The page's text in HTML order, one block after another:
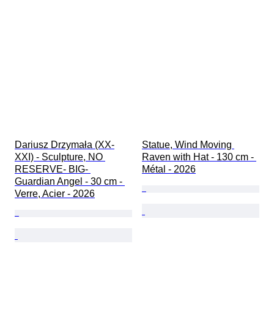
Dariusz Drzymała (XX-
XXI) - Sculpture, NO
RESERVE- BIG-
Guardian Angel - 30 cm -
Verre, Acier - 2026
Statue, Wind Moving
Raven with Hat - 130 cm -
Métal - 2026